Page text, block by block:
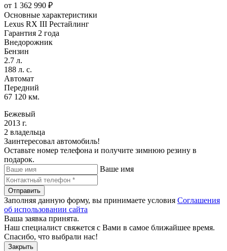
от 1 362 990 ₽
Основные характеристики
Lexus RX III Рестайлинг
Гарантия 2 года
Внедорожник
Бензин
2.7 л.
188 л. с.
Автомат
Передний
67 120 км.
Бежевый
2013 г.
2 владельца
Заинтересовал автомобиль!
Оставьте номер телефона и получите зимнюю резину в
подарок.
Ваше имя
Отправить
Заполняя данную форму, вы принимаете условия Соглашения
об использовании сайта
Ваша заявка принята.
Наш специалист свяжется с Вами в самое ближайшее время.
Спасибо, что выбрали нас!
Закрыть